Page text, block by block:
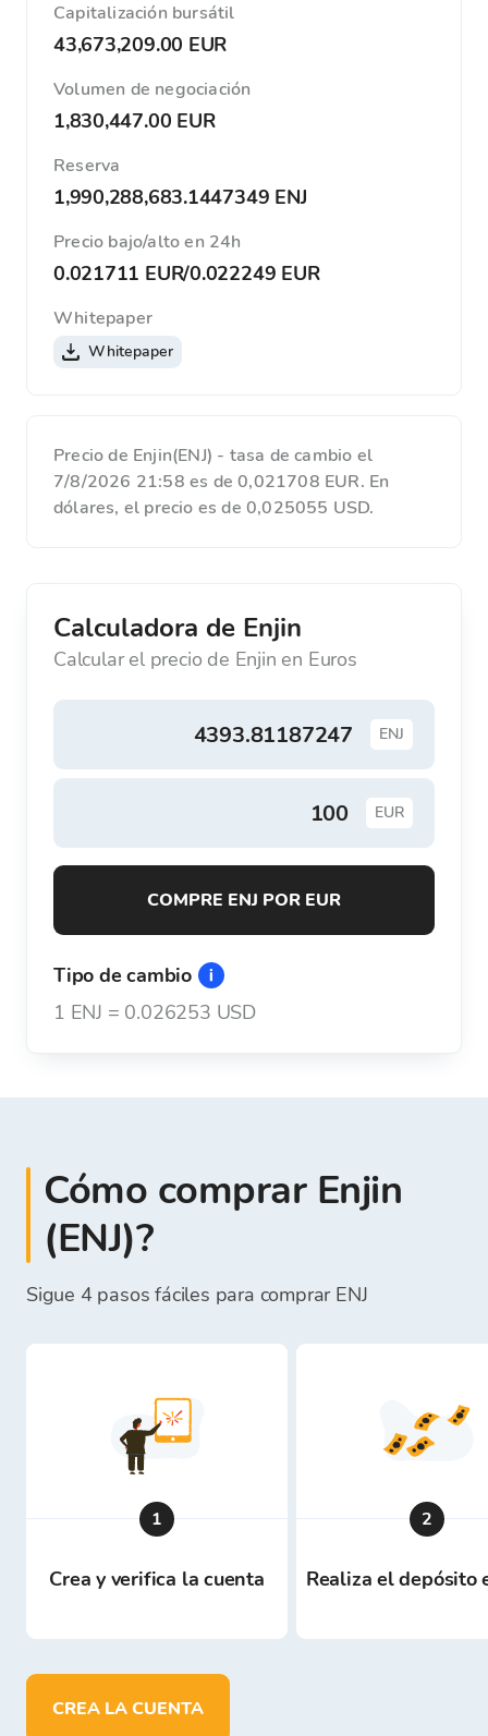
Capitalización bursátil
43,673,209.00 EUR
Volumen de negociación
1,830,447.00 EUR
Reserva
1,990,288,683.1447349 ENJ
Precio bajo/alto en 24h
0.021711 EUR/0.022249 EUR
Whitepaper
Whitepaper
Precio de Enjin(ENJ) - tasa de cambio el
7/8/2026 21:58 es de 0,021708 EUR. En
dólares, el precio es de 0,025055 USD.
Calculadora de Enjin
Calcular el precio de Enjin en Euros
ENJ
EUR
COMPRE ENJ POR EUR
Tipo de cambio
1 ENJ = 0.026253 USD
Cómo comprar Enjin
(ENJ)?
Sigue 4 pasos fáciles para comprar ENJ
1
Crea y verifica la cuenta
2
Realiza el depósito
CREA LA CUENTA